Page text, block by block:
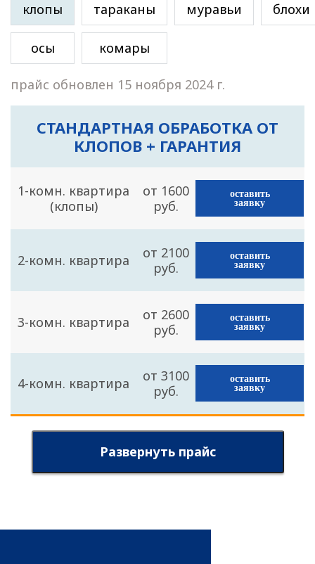
клопы тараканы муравьи блохи
осы комары
прайс обновлен 15 ноября 2024 г.
СТАНДАРТНАЯ ОБРАБОТКА ОТ
КЛОПОВ + ГАРАНТИЯ
1-комн. квартира
(клопы)
от 1600
руб.
оставить
заявку
2-комн. квартира
от 2100
руб.
оставить
заявку
3-комн. квартира
от 2600
руб.
оставить
заявку
4-комн. квартира
от 3100
руб.
оставить
заявку
Развернуть прайс